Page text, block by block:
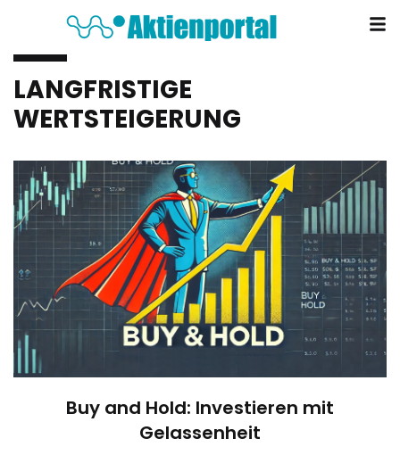
LANGFRISTIGE
WERTSTEIGERUNG
Buy and Hold: Investieren mit
Gelassenheit